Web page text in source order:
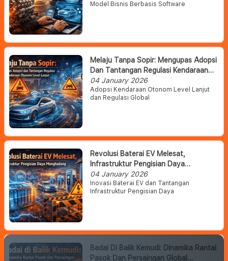
Model Bisnis Berbasis Software
Melaju Tanpa Sopir: Mengupas Adopsi
Dan Tantangan Regulasi Kendaraan
Otonom Level Lanjut
04 January 2026
Adopsi Kendaraan Otonom Level Lanjut
dan Regulasi Global
Revolusi Baterai EV Melesat,
Infrastruktur Pengisian Daya
Menghadang
04 January 2026
Inovasi Baterai EV dan Tantangan
Infrastruktur Pengisian Daya
Badai Di Balik Kemudi: Dinamika Rantai
Pasok Dan Persaingan Global